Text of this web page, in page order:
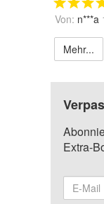
Von: n***a
Mehr...
Extra-